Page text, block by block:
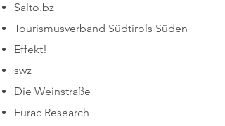
Salto.bz
Tourismusverband Südtirols Süden
Effekt!
swz
Die Weinstraße
Eurac Research